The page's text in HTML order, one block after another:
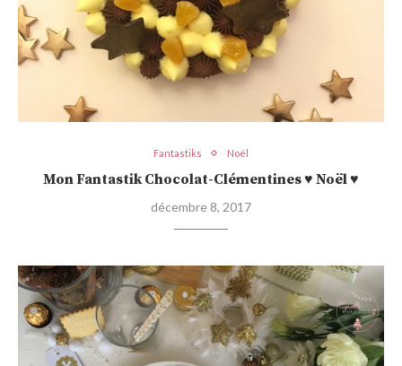
Fantastiks Noël
Mon Fantastik Chocolat-Clémentines ♥ Noël ♥
décembre 8, 2017